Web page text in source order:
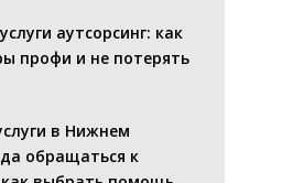
аутсорсинг: как
профи и не потерять
в Нижнем
обращаться к